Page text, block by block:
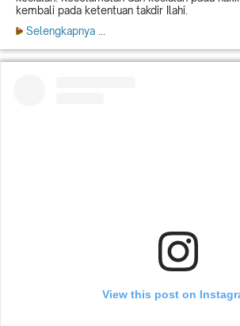
kembali pada ketentuan takdir Ilahi.
Selengkapnya ...
View this post on